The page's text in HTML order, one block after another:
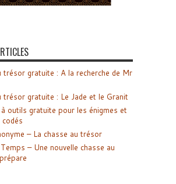
trésor gratuite : A la recherche de Mr
trésor gratuite : Le Jade et le Granit
outils gratuite pour les énigmes et
– La chasse au trésor
Temps – Une nouvelle chasse au